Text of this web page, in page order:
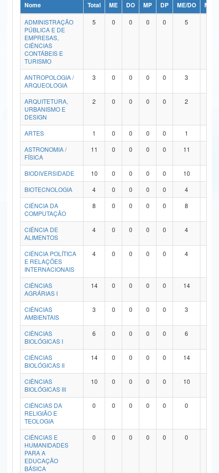
Ministério da Ciência, Tecnologia, Inovações e Comunicações
Ministério do Meio Ambiente
Ministério do Turismo
Ministério do Desenvolvimento Regional
Controladoria-Geral da União
Ministério da Mulher, da Família e dos Direitos Humanos
Secretaria de Governo
Advocacia-Geral da União
Banco Central do Brasil
Nome Total ME DO MP DP ME/DO
MP/
ADMINISTRAÇÃO
PÚBLICA E DE
EMPRESAS,
CIÊNCIAS
CONTÁBEIS E
TURISMO
5 0 0 0 0 5
ANTROPOLOGIA /
ARQUEOLOGIA
3 0 0 0 0 3
ARQUITETURA,
URBANISMO E
DESIGN
2 0 0 0 0 2
ARTES 1 0 0 0 0 1
ASTRONOMIA /
FÍSICA
11 0 0 0 0 11
BIODIVERSIDADE 10 0 0 0 0 10
BIOTECNOLOGIA
4 0 0 0 0 4
CIÊNCIA DA
COMPUTAÇÃO
8 0 0 0 0 8
CIÊNCIA DE
ALIMENTOS
4 0 0 0 0 4
CIÊNCIA POLÍTICA
E RELAÇÕES
INTERNACIONAIS
4 0 0 0 0 4
CIÊNCIAS
AGRÁRIAS I
14 0 0 0 0 14
CIÊNCIAS
AMBIENTAIS
3 0 0 0 0 3
CIÊNCIAS
BIOLÓGICAS I
6 0 0 0 0 6
CIÊNCIAS
BIOLÓGICAS II
14 0 0 0 0 14
CIÊNCIAS
BIOLÓGICAS III
10 0 0 0 0 10
CIÊNCIAS DA
RELIGIÃO E
TEOLOGIA
0 0 0 0 0 0
CIÊNCIAS E
HUMANIDADES
PARA A
EDUCAÇÃO
BÁSICA
0 0 0 0 0 0